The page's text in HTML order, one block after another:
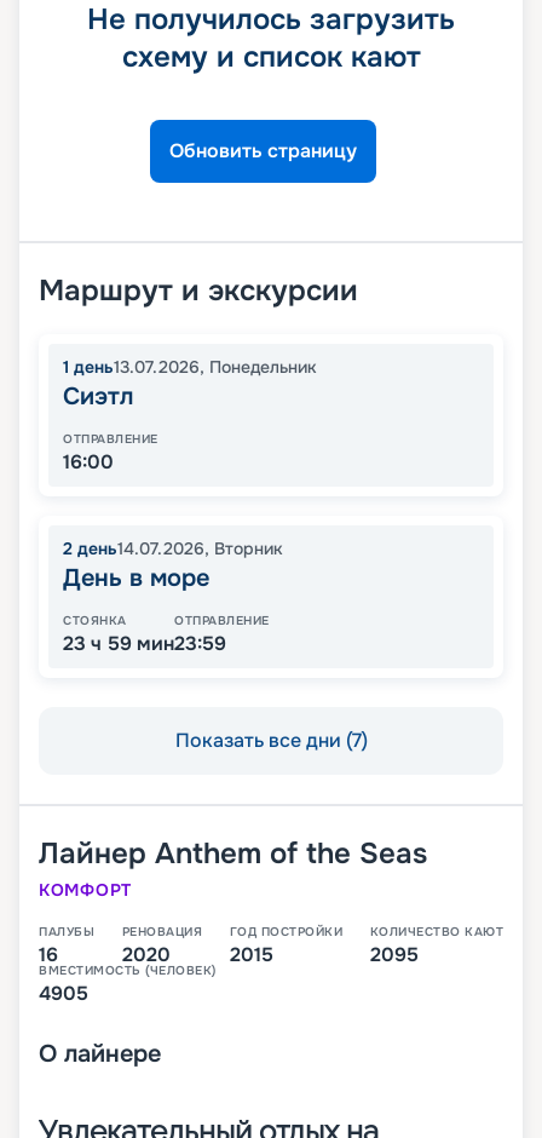
Не получилось загрузить
схему и список кают
Обновить страницу
Маршрут и экскурсии
1 день13.07.2026, Понедельник
Сиэтл
ОТПРАВЛЕНИЕ
16:00
2 день14.07.2026, Вторник
День в море
СТОЯНКА
23 ч 59 мин
ОТПРАВЛЕНИЕ
23:59
Показать все дни (7)
Лайнер Anthem of the Seas
КОМФОРТ
ПАЛУБЫ
16
РЕНОВАЦИЯ
2020
ГОД ПОСТРОЙКИ
2015
КОЛИЧЕСТВО КАЮТ
2095
ВМЕСТИМОСТЬ (ЧЕЛОВЕК)
4905
О лайнере